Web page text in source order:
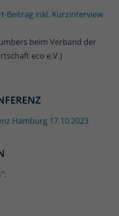
Beitrag inkl. Kurzinterview
beim Verband der
eco e.V.)
Hamburg 17.10.2023